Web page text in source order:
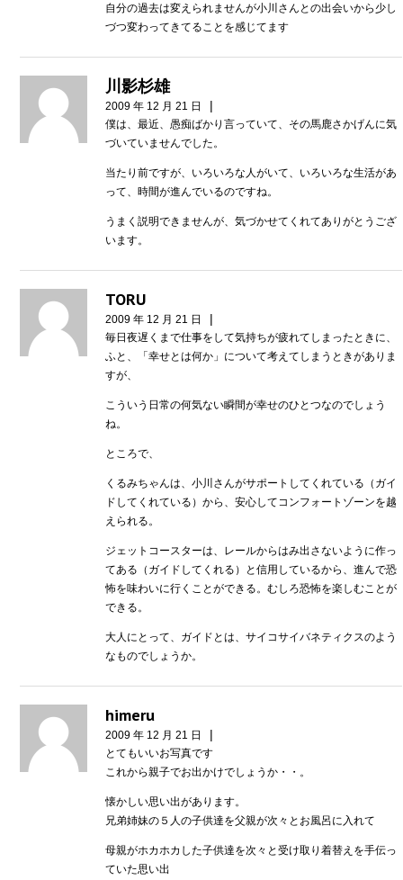
自分の過去は変えられませんが小川さんとの出会いから少し
づつ変わってきてることを感じてます
川影杉雄
2009 年 12 月 21 日 |
僕は、最近、愚痴ばかり言っていて、その馬鹿さかげんに気
づいていませんでした。
当たり前ですが、いろいろな人がいて、いろいろな生活があ
って、時間が進んでいるのですね。
うまく説明できませんが、気づかせてくれてありがとうござ
います。
TORU
2009 年 12 月 21 日 |
毎日夜遅くまで仕事をして気持ちが疲れてしまったときに、
ふと、「幸せとは何か」について考えてしまうときがありま
すが、
こういう日常の何気ない瞬間が幸せのひとつなのでしょう
ね。
ところで、
くるみちゃんは、小川さんがサポートしてくれている（ガイ
ドしてくれている）から、安心してコンフォートゾーンを越
えられる。
ジェットコースターは、レールからはみ出さないように作っ
てある（ガイドしてくれる）と信用しているから、進んで恐
怖を味わいに行くことができる。むしろ恐怖を楽しむことが
できる。
大人にとって、ガイドとは、サイコサイバネティクスのよう
なものでしょうか。
himeru
2009 年 12 月 21 日 |
とてもいいお写真です
これから親子でお出かけでしょうか・・。
懐かしい思い出があります。
兄弟姉妹の５人の子供達を父親が次々とお風呂に入れて
母親がホカホカした子供達を次々と受け取り着替えを手伝っ
ていた思い出